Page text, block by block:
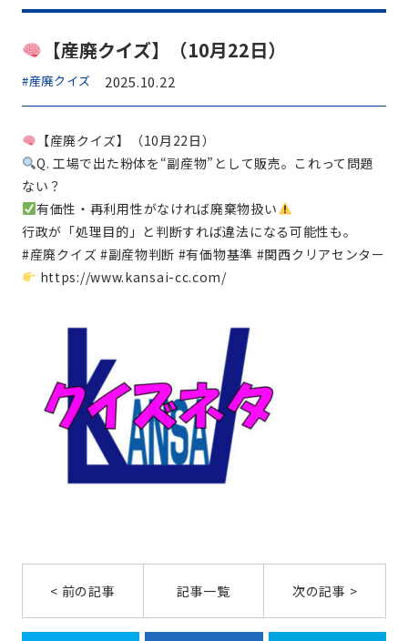
【産廃クイズ】（10月22日）
#産廃クイズ 2025.10.22
【産廃クイズ】（10月22日）
Q. 工場で出た粉体を“副産物”として販売。これって問題
ない？
有価性・再利用性がなければ廃棄物扱い
行政が「処理目的」と判断すれば違法になる可能性も。
#産廃クイズ #副産物判断 #有価物基準 #関西クリアセンター
https://www.kansai-cc.com/
< 前の記事 記事一覧 次の記事 >